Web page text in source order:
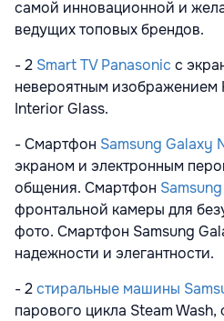
самой инновационной и
ведущих топовых брендов.
- 2 Smart TV Panasonic с
невероятным изображением
Interior Glass.
- Смартфон Samsung Galaxy
экраном и электронным
общения. Cмартфон
фронтальной камеры для
фото. Смартфон Samsung
надежности и элегантности.
- 2стиральные машины
парового цикла Steam